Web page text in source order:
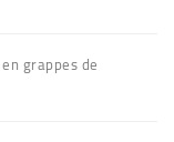
grappes de